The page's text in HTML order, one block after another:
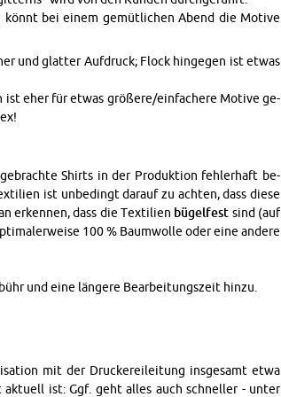
könnt bei einem ge­müt­li­chen Abend die Mo­ti­ve
und glat­ter Auf­druck; Flock hin­ge­gen ist etwas
ist eher für etwas grö­ße­re/ein­fa­che­re Mo­ti­ve ge­
Shirts in der Pro­duk­ti­on feh­ler­haft be­
ist un­be­dingt dar­auf zu ach­ten, dass diese
er­ken­nen, dass die Tex­ti­li­en bü­gel­fest sind (auf
100 % Baum­wol­le oder eine an­de­re
und eine län­ge­re Be­ar­bei­tungs­zeit hinzu.
mit der Dru­cke­rei­lei­tung ins­ge­samt etwa
ist: Ggf. geht alles auch schnel­ler - unter